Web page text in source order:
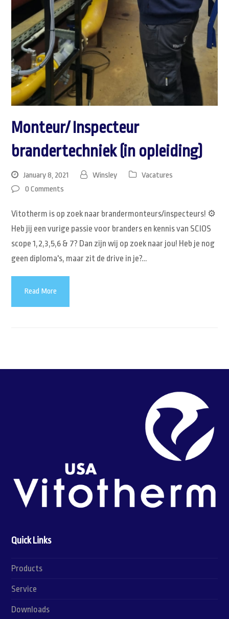
Monteur/ Inspecteur
brandertechniek (in opleiding)
January 8, 2021 Winsley
Vacatures
0 Comments
Vitotherm is op zoek naar brandermonteurs/inspecteurs! ⚙️
Heb jij een vurige passie voor branders en kennis van SCIOS
scope 1,2,3,5,6 & 7? Dan zijn wij op zoek naar jou! Heb je nog
geen diploma's, maar zit de drive in je?…
Read More
Quick Links
Products
Service
Downloads